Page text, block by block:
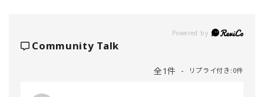
Powered by
Community Talk
全1件 リプライ付き:0件